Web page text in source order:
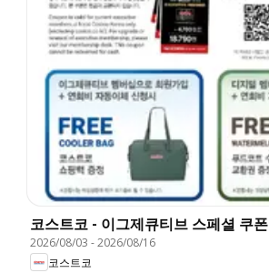
코스트코 - 이그제큐티브 스페셜 쿠폰
2026/08/03 -2026/08/16
코스트코